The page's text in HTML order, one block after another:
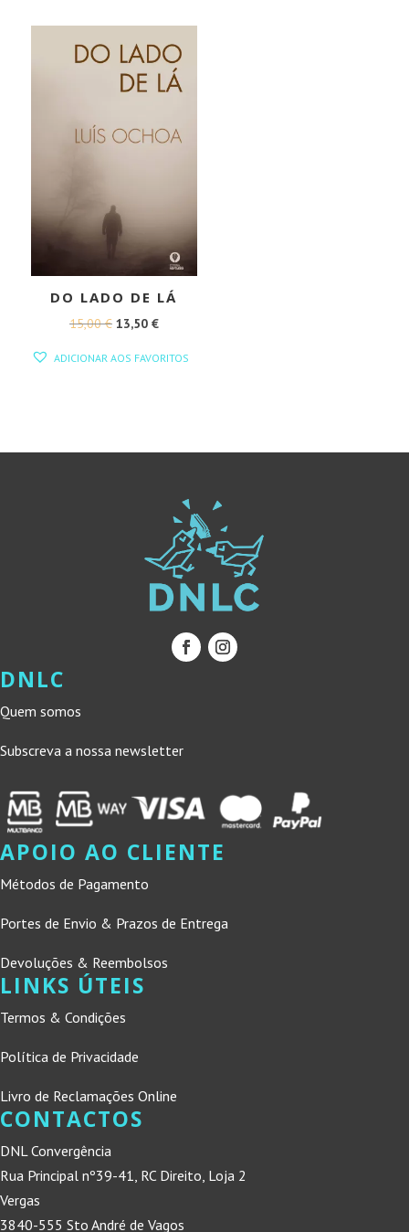
DO LADO DE LÁ
15,00€ O
13,50 €O
ADICIONAR AOS FAVORITOS
DNLC
Quem somos
Subscreva a nossa newsletter
APOIO AO CLIENTE
Métodos de Pagamento
Portes de Envio & Prazos de Entrega
Devoluções & Reembolsos
LINKS ÚTEIS
Termos & Condições
Política de Privacidade
Livro de Reclamações Online
CONTACTOS
DNL Convergência
Rua Principal nº39-41, RC Direito, Loja 2
Vergas
3840-555 Sto André de Vagos